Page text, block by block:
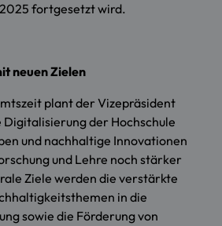
fortgesetzt wird.
neuen Zielen
plant der Vizepräsident
der Hochschule
und nachhaltige Innovationen
und Lehre noch stärker
Ziele werden die verstärkte
in die
sowie die Förderung von